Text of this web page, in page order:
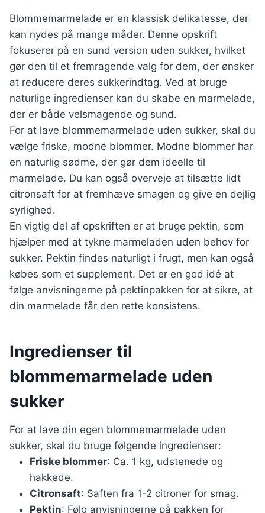
Blommemarmelade er en klassisk delikatesse, der
kan nydes på mange måder. Denne opskrift
fokuserer på en sund version uden sukker, hvilket
gør den til et fremragende valg for dem, der ønsker
at reducere deres sukkerindtag. Ved at bruge
naturlige ingredienser kan du skabe en marmelade,
der er både velsmagende og sund.
For at lave blommemarmelade uden sukker, skal du
vælge friske, modne blommer. Modne blommer har
en naturlig sødme, der gør dem ideelle til
marmelade. Du kan også overveje at tilsætte lidt
citronsaft for at fremhæve smagen og give en dejlig
syrlighed.
En vigtig del af opskriften er at bruge pektin, som
hjælper med at tykne marmeladen uden behov for
sukker. Pektin findes naturligt i frugt, men kan også
købes som et supplement. Det er en god idé at
følge anvisningerne på pektinpakken for at sikre, at
din marmelade får den rette konsistens.
Ingredienser til
blommemarmelade uden
sukker
For at lave din egen blommemarmelade uden
sukker, skal du bruge følgende ingredienser:
Friske blommer: Ca. 1 kg, udstenede og
hakkede.
Citronsaft: Saften fra 1-2 citroner for smag.
Pektin: Følg anvisningerne på pakken for